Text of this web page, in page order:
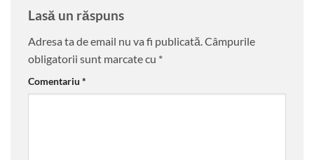
Lasă un răspuns
Adresa ta de email nu va fi publicată.Câmpurile
obligatorii sunt marcate cu *
Comentariu *